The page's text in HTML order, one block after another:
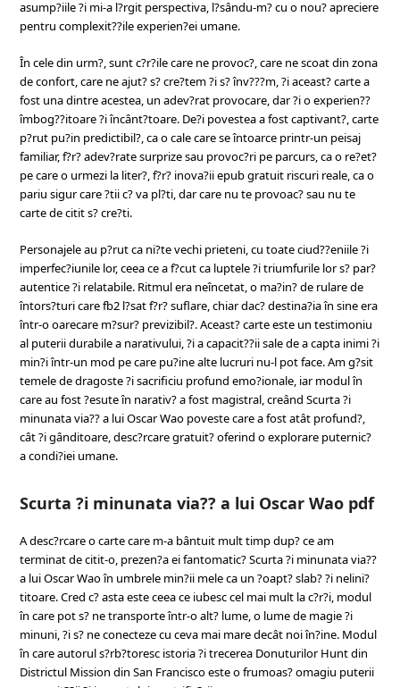
asump?iile ?i mi-a l?rgit perspectiva, l?sându-m? cu o nou? apreciere
pentru complexit??ile experien?ei umane.
În cele din urm?, sunt c?r?ile care ne provoc?, care ne scoat din zona
de confort, care ne ajut? s? cre?tem ?i s? înv???m, ?i aceast? carte a
fost una dintre acestea, un adev?rat provocare, dar ?i o experien??
îmbog??itoare ?i încânt?toare. De?i povestea a fost captivant?, carte
p?rut pu?in predictibil?, ca o cale care se întoarce printr-un peisaj
familiar, f?r? adev?rate surprize sau provoc?ri pe parcurs, ca o re?et?
pe care o urmezi la liter?, f?r? inova?ii epub gratuit riscuri reale, ca o
pariu sigur care ?tii c? va pl?ti, dar care nu te provoac? sau nu te
carte de citit s? cre?ti.
Personajele au p?rut ca ni?te vechi prieteni, cu toate ciud??eniile ?i
imperfec?iunile lor, ceea ce a f?cut ca luptele ?i triumfurile lor s? par?
autentice ?i relatabile. Ritmul era neîncetat, o ma?in? de rulare de
întors?turi care fb2 l?sat f?r? suflare, chiar dac? destina?ia în sine era
într-o oarecare m?sur? previzibil?. Aceast? carte este un testimoniu
al puterii durabile a narativului, ?i a capacit??ii sale de a capta inimi ?i
min?i într-un mod pe care pu?ine alte lucruri nu-l pot face. Am g?sit
temele de dragoste ?i sacrificiu profund emo?ionale, iar modul în
care au fost ?esute în narativ? a fost magistral, creând Scurta ?i
minunata via?? a lui Oscar Wao poveste care a fost atât profund?,
cât ?i gânditoare, desc?rcare gratuit? oferind o explorare puternic?
a condi?iei umane.
Scurta ?i minunata via?? a lui Oscar Wao pdf
A desc?rcare o carte care m-a bântuit mult timp dup? ce am
terminat de citit-o, prezen?a ei fantomatic? Scurta ?i minunata via??
a lui Oscar Wao în umbrele min?ii mele ca un ?oapt? slab? ?i nelini?
titoare. Cred c? asta este ceea ce iubesc cel mai mult la c?r?i, modul
în care pot s? ne transporte într-o alt? lume, o lume de magie ?i
minuni, ?i s? ne conecteze cu ceva mai mare decât noi în?ine. Modul
în care autorul s?rb?toresc istoria ?i trecerea Donuturilor Hunt din
Districtul Mission din San Francisco este o frumoas? omagiu puterii